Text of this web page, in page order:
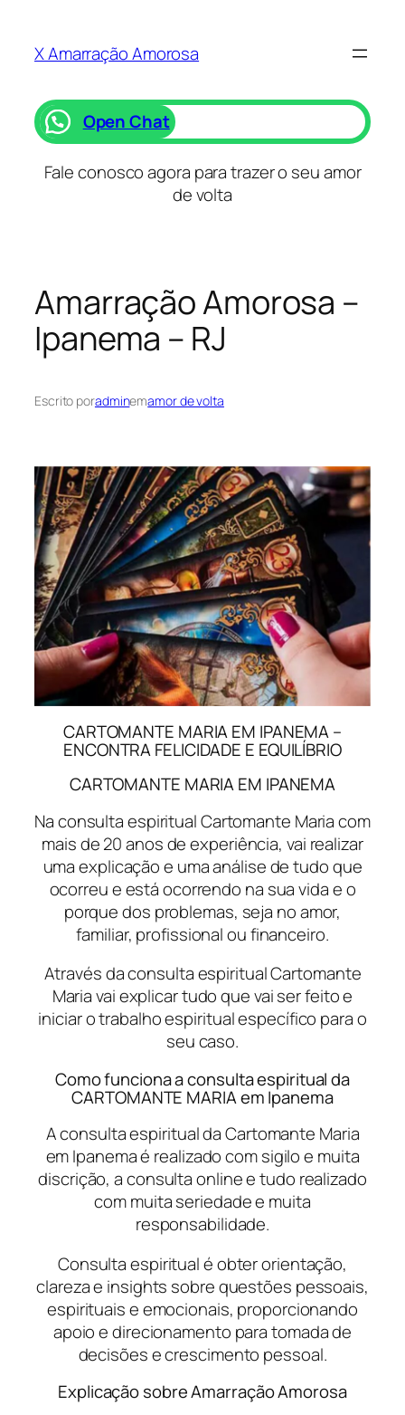
X Amarração Amorosa
Open Chat
Fale conosco agora para trazer o seu amor
de volta
Amarração Amorosa –
Ipanema – RJ
Escrito poradminemamor de volta
CARTOMANTE MARIA EM IPANEMA –
ENCONTRA FELICIDADE E EQUILÍBRIO
CARTOMANTE MARIA EM IPANEMA
Na consulta espiritual Cartomante Maria com
mais de 20 anos de experiência, vai realizar
uma explicação e uma análise de tudo que
ocorreu e está ocorrendo na sua vida e o
porque dos problemas, seja no amor,
familiar, profissional ou financeiro.
Através da consulta espiritual Cartomante
Maria vai explicar tudo que vai ser feito e
iniciar o trabalho espiritual específico para o
seu caso.
Como funciona a consulta espiritual da
CARTOMANTE MARIA em Ipanema
A consulta espiritual da Cartomante Maria
em Ipanema é realizado com sigilo e muita
discrição, a consulta online e tudo realizado
com muita seriedade e muita
responsabilidade.
Consulta espiritual é obter orientação,
clareza e insights sobre questões pessoais,
espirituais e emocionais, proporcionando
apoio e direcionamento para tomada de
decisões e crescimento pessoal.
Explicação sobre Amarração Amorosa